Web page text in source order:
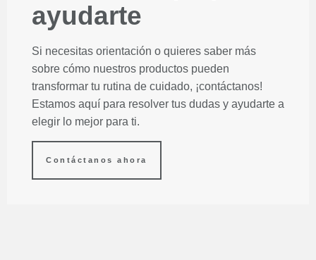
ayudarte
Si necesitas orientación o quieres saber más
sobre cómo nuestros productos pueden
transformar tu rutina de cuidado, ¡contáctanos!
Estamos aquí para resolver tus dudas y ayudarte a
elegir lo mejor para ti.
Contáctanos ahora